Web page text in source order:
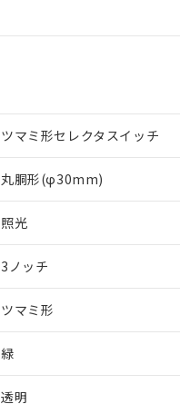
ツマミ形セレクタスイッチ
丸胴形(φ30mm)
照光
3ノッチ
ツマミ形
緑
透明